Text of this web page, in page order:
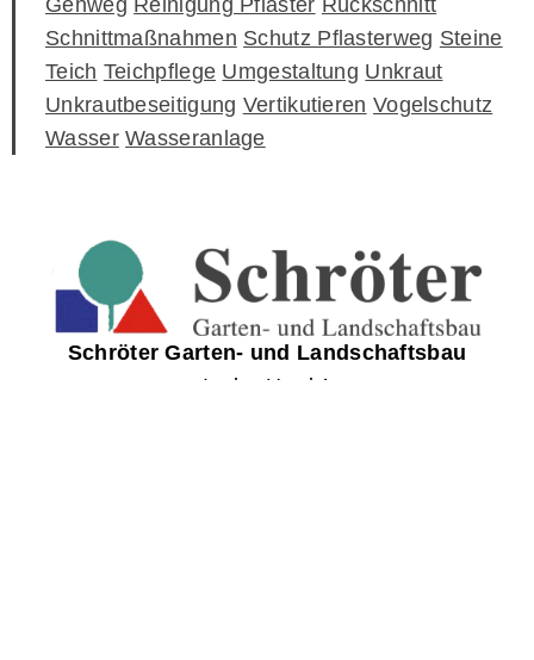
Schnittmaßnahmen Schutz Pflasterweg Steine
Teich Teichpflege Umgestaltung Unkraut
Unkrautbeseitigung Vertikutieren Vogelschutz
Wasser Wasseranlage
Schröter Garten- und Landschaftsbau
In der Hard 1